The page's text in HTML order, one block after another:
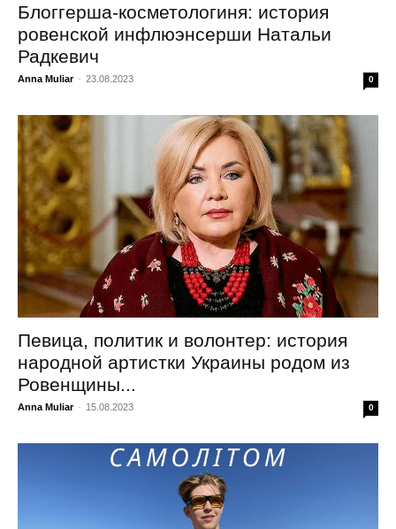
Блоггерша-косметологиня: история
ровенской инфлюэнсерши Натальи
Радкевич
Anna Muliar - 23.08.2023 0
Певица, политик и волонтер: история
народной артистки Украины родом из
Ровенщины...
Anna Muliar - 15.08.2023 0